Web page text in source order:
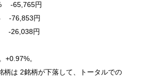
円
円
円
+0.97%。
柄は 2銘柄が下落して、トータルでの